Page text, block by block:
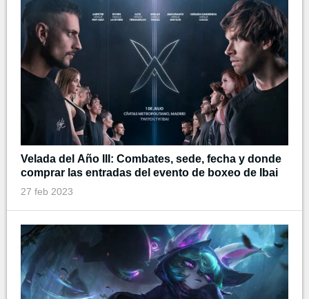
Velada del Año III: Combates, sede, fecha y donde
comprar las entradas del evento de boxeo de Ibai
27 feb 2023